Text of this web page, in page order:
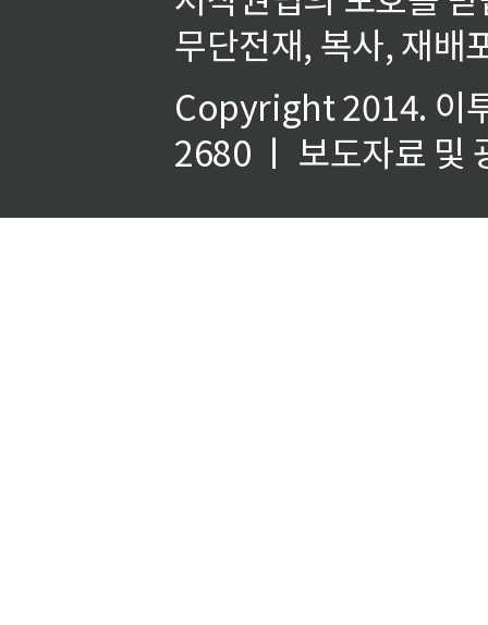
무단전재, 복사, 재배
Copyright 2014. 이
2680 ㅣ 보도자료